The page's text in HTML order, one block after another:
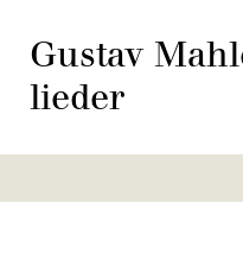
Gustav
lieder